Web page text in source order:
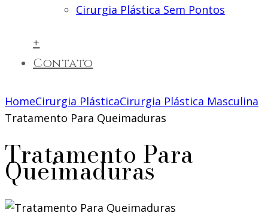
Cirurgia Plástica Sem Pontos
+
Contato
HomeCirurgia PlásticaCirurgia Plástica Masculina
Tratamento Para Queimaduras
Tratamento Para
Queimaduras